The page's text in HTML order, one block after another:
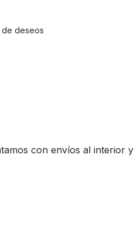
de deseos
con envíos al interior y